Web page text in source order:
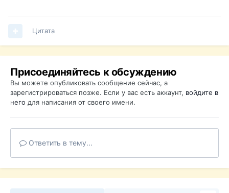
Цитата
Присоединяйтесь к обсуждению
Вы можете опубликовать сообщение сейчас, а
зарегистрироваться позже. Если у вас есть аккаунт, войдите в
него для написания от своего имени.
Ответить в тему...